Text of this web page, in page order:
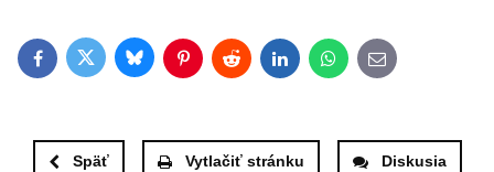
FacebookTwitterBlueskyPinterestRedditLinkedInWhatsApp
E-mail
Späť Vytlačiť stránku Diskusia